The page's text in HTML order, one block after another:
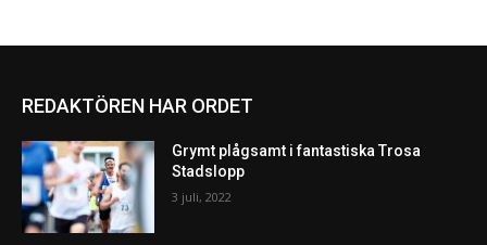
REDAKTÖREN HAR ORDET
Grymt plågsamt i fantastiska Trosa
Stadslopp
3 juli, 2022